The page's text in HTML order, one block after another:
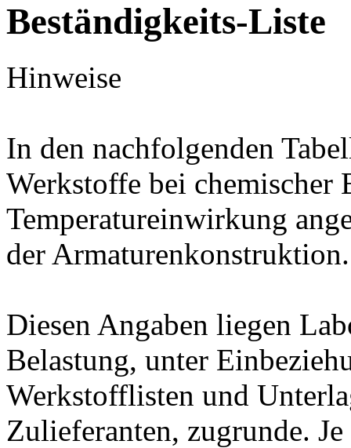
Beständigkeits-Liste
Hinweise
In den nachfolgenden
Werkstoffe bei chemischer
Temperatureinwirkung
der Armaturenkonstruktion.
Diesen Angaben liegen
Belastung, unter
Werkstofflisten und
Zulieferanten, zugrunde.